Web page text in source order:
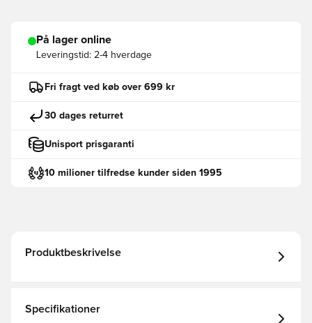
På lager online
Leveringstid: 2-4 hverdage
Fri fragt ved køb over 699 kr
30 dages returret
Unisport prisgaranti
10 milioner tilfredse kunder siden 1995
Produktbeskrivelse
Specifikationer